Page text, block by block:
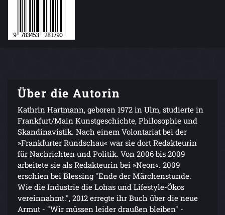
Über die Autorin
Kathrin Hartmann, geboren 1972 in Ulm, studierte in
Frankfurt/Main Kunstgeschichte, Philosophie und
Skandinavistik. Nach einem Volontariat bei der
»Frankfurter Rundschau« war sie dort Redakteurin
für Nachrichten und Politik. Von 2006 bis 2009
arbeitete sie als Redakteurin bei »Neon«. 2009
erschien bei Blessing "Ende der Märchenstunde.
Wie die Industrie die Lohas und Lifestyle-Ökos
vereinnahmt.", 2012 erregte ihr Buch über die neue
Armut - "Wir müssen leider draußen bleiben" -